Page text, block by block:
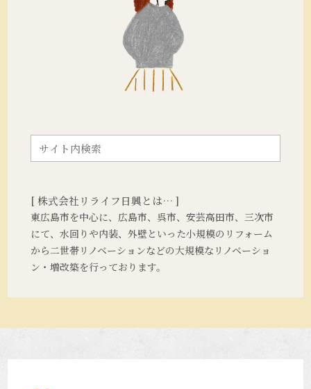
[ 株式会社リライフ日興とは… ]
東広島市を中心に、広島市、呉市、安芸高田市、三次市
にて、水回りや内装、外壁といった小規模のリフォーム
から二世帯リノベーションなどの大規模なリノベーショ
ン・増改築を行っております。